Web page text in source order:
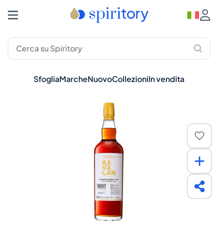
SfogliaMarcheNuovoCollezioniIn vendita